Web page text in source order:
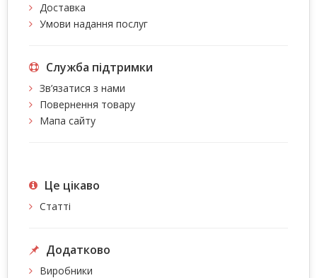
Доставка
Умови надання послуг
Служба підтримки
Зв’язатися з нами
Повернення товару
Мапа сайту
Це цiкаво
Статті
Додатково
Виробники